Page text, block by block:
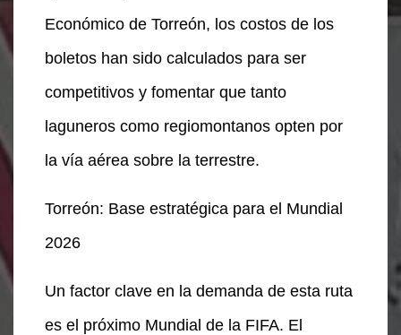
Económico de Torreón, los costos de los
boletos han sido calculados para ser
competitivos y fomentar que tanto
laguneros como regiomontanos opten por
la vía aérea sobre la terrestre.
Torreón: Base estratégica para el Mundial
2026
Un factor clave en la demanda de esta ruta
es el próximo Mundial de la FIFA. El